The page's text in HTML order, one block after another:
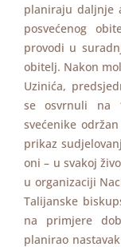
planiraju daljnje
posvećenog
provodi u
obitelj. Nakon
Uzinića,
se osvrnuli na
svećenike
prikaz
oni – u svakoj
u organizaciji
Talijanske
na primjere
planirao